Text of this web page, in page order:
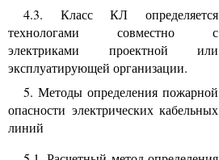
4.3. Класс КЛ определяется
технологами совместно с
электриками проектной или
эксплуатирующей организации.
5. Методы определения пожарной
опасности электрических кабельных
линий